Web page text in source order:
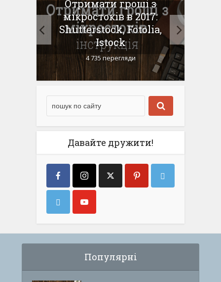
Отримати гроші з
мікростоків в 2017:
Shutterstock, Fotolia,
Istock
4 735 перегляди
Давайте дружити!
Популярні